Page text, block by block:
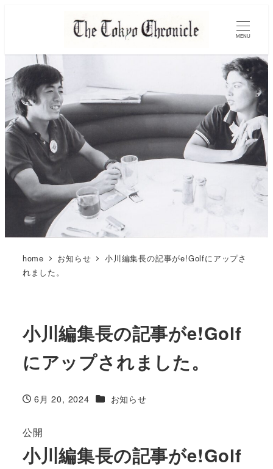
MENU
home お知らせ
小川編集長の記事がe!Golfにアップさ
れました。
小川編集長の記事がe!Golf
にアップされました。
投稿日
6月 20, 2024 カテゴリー
お知らせ
公開
小川編集長の記事がe!Golf